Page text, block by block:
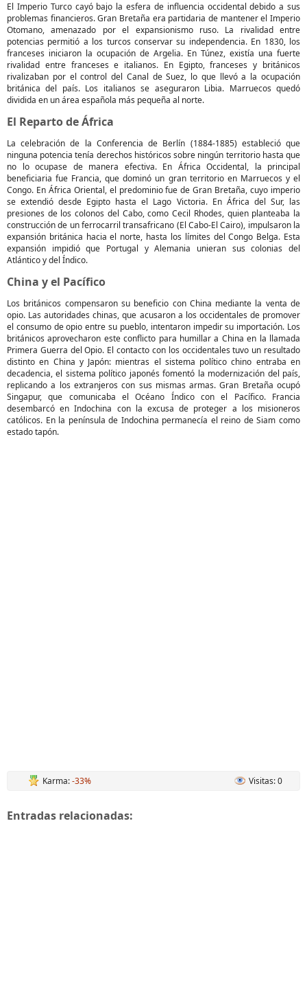
El Imperio Turco cayó bajo la esfera de influencia occidental debido a sus
problemas financieros. Gran Bretaña era partidaria de mantener el Imperio
Otomano, amenazado por el expansionismo ruso. La rivalidad entre
potencias permitió a los turcos conservar su independencia. En 1830, los
franceses iniciaron la ocupación de Argelia. En Túnez, existía una fuerte
rivalidad entre franceses e italianos. En Egipto, franceses y británicos
rivalizaban por el control del Canal de Suez, lo que llevó a la ocupación
británica del país. Los italianos se aseguraron Libia. Marruecos quedó
dividida en un área española más pequeña al norte.
El Reparto de África
La celebración de la Conferencia de Berlín (1884-1885) estableció que
ninguna potencia tenía derechos históricos sobre ningún territorio hasta que
no lo ocupase de manera efectiva. En África Occidental, la principal
beneficiaria fue Francia, que dominó un gran territorio en Marruecos y el
Congo. En África Oriental, el predominio fue de Gran Bretaña, cuyo imperio
se extendió desde Egipto hasta el Lago Victoria. En África del Sur, las
presiones de los colonos del Cabo, como Cecil Rhodes, quien planteaba la
construcción de un ferrocarril transafricano (El Cabo-El Cairo), impulsaron la
expansión británica hacia el norte, hasta los límites del Congo Belga. Esta
expansión impidió que Portugal y Alemania unieran sus colonias del
Atlántico y del Índico.
China y el Pacífico
Los británicos compensaron su beneficio con China mediante la venta de
opio. Las autoridades chinas, que acusaron a los occidentales de promover
el consumo de opio entre su pueblo, intentaron impedir su importación. Los
británicos aprovecharon este conflicto para humillar a China en la llamada
Primera Guerra del Opio. El contacto con los occidentales tuvo un resultado
distinto en China y Japón: mientras el sistema político chino entraba en
decadencia, el sistema político japonés fomentó la modernización del país,
replicando a los extranjeros con sus mismas armas. Gran Bretaña ocupó
Singapur, que comunicaba el Océano Índico con el Pacífico. Francia
desembarcó en Indochina con la excusa de proteger a los misioneros
católicos. En la península de Indochina permanecía el reino de Siam como
estado tapón.
Karma:-33% Visitas: 0
Entradas relacionadas: